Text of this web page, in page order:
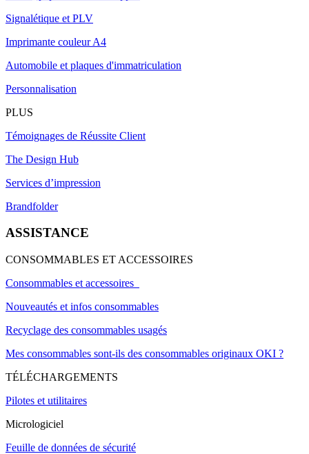
Signalétique et PLV
Imprimante couleur A4
Automobile et plaques d'immatriculation
Personnalisation
PLUS
Témoignages de Réussite Client
The Design Hub
Services d’impression
Brandfolder
ASSISTANCE
CONSOMMABLES ET ACCESSOIRES
Consommables et accessoires
Nouveautés et infos consommables
Recyclage des consommables usagés
Mes consommables sont-ils des consommables originaux OKI ?
TÉLÉCHARGEMENTS
Pilotes et utilitaires
Micrologiciel
Feuille de données de sécurité